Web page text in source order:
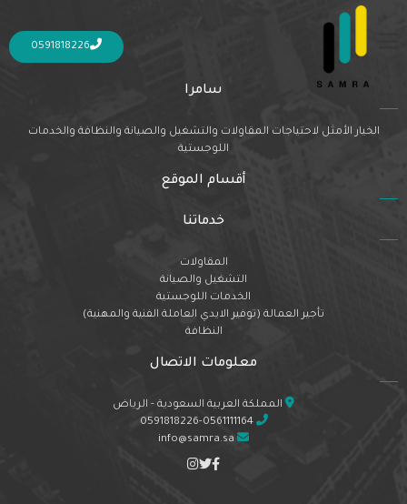
0591818226
Nothing Found
It seems we can’t find what you’re looking for. Perhaps searching can help.
سامرا
الخيار الأمثل لاحتياجات المقاولات والتشغيل والصيانة والنظافة والخدمات
اللوجستية
أقسام الموقع
خدماتنا
المقاولات
التشغيل والصيانة
الخدمات اللوجستية
تأجير العمالة (توفير الايدي العاملة الفنية والمهنية)
النظافة
معلومات الاتصال
المملكة العربية السعودية - الرياض
0591818226-0561111164
info@samra.sa